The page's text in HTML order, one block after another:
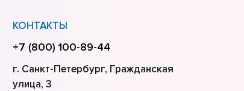
КОНТАКТЫ
+7 (800) 100-89-44
г. Санкт-Петербург, Гражданская
улица, 3